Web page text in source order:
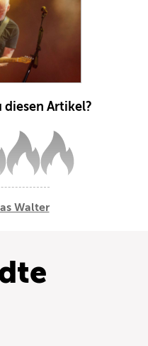
diesen Artikel?
Walter